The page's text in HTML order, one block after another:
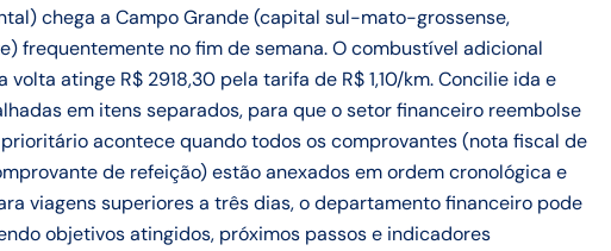
chega a Campo Grande (capital sul-mato-grossense,
frequentemente no fim de semana. O combustível adicional
volta atinge R$ 2918,30 pela tarifa de R$ 1,10/km. Concilie ida e
em itens separados, para que o setor financeiro reembolse
acontece quando todos os comprovantes (nota fiscal de
de refeição) estão anexados em ordem cronológica e
viagens superiores a três dias, o departamento financeiro pode
objetivos atingidos, próximos passos e indicadores